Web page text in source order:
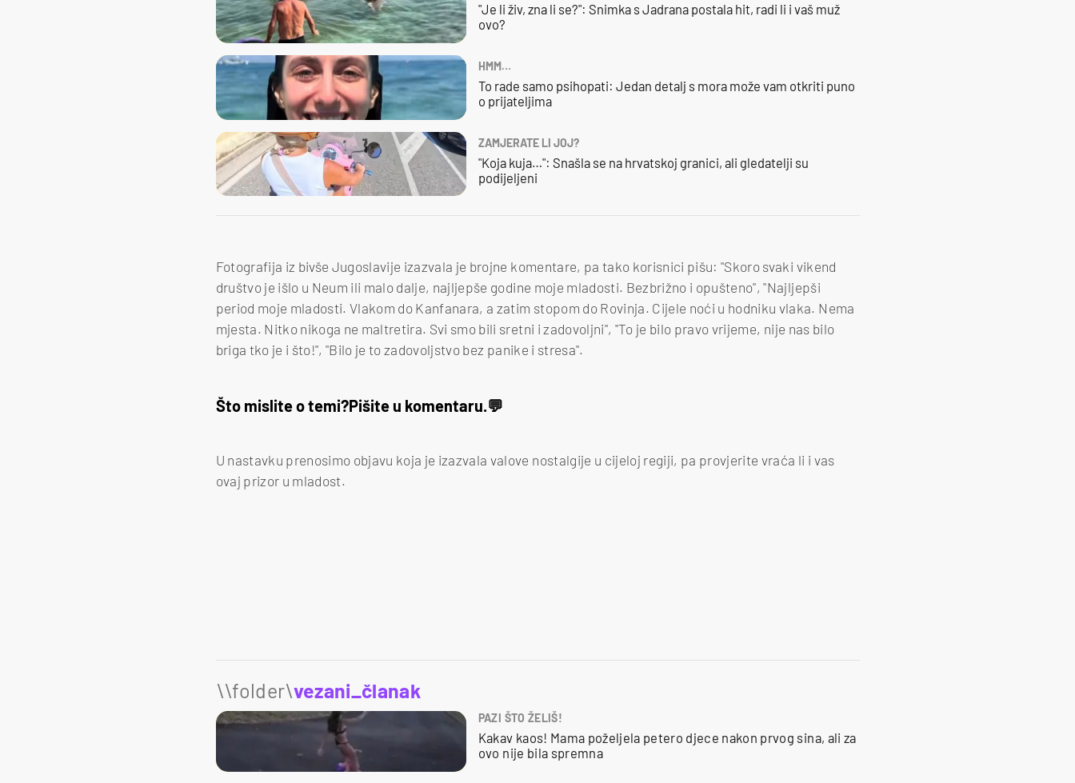
"Je li živ, zna li se?": Snimka s Jadrana postala hit, radi li i vaš muž
ovo?
HMM…
To rade samo psihopati: Jedan detalj s mora može vam otkriti puno
o prijateljima
ZAMJERATE LI JOJ?
"Koja kuja…": Snašla se na hrvatskoj granici, ali gledatelji su
podijeljeni
Fotografija iz bivše Jugoslavije izazvala je brojne komentare, pa tako korisnici pišu: "Skoro svaki vikend
društvo je išlo u Neum ili malo dalje, najljepše godine moje mladosti. Bezbrižno i opušteno", "Najljepši
period moje mladosti. Vlakom do Kanfanara, a zatim stopom do Rovinja. Cijele noći u hodniku vlaka. Nema
mjesta. Nitko nikoga ne maltretira. Svi smo bili sretni i zadovoljni", "To je bilo pravo vrijeme, nije nas bilo
briga tko je i što!", "Bilo je to zadovoljstvo bez panike i stresa".
Što mislite o temi?Pišite u komentaru.
U nastavku prenosimo objavu koja je izazvala valove nostalgije u cijeloj regiji, pa provjerite vraća li i vas
ovaj prizor u mladost.
\\folder\vezani_članak
PAZI ŠTO ŽELIŠ!
Kakav kaos! Mama poželjela petero djece nakon prvog sina, ali za
ovo nije bila spremna